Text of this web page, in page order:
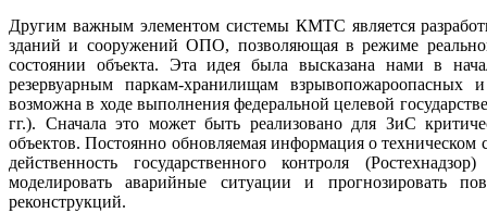
Другим важным элементом системы КМТС является
зданий и сооружений ОПО, позволяющая в режиме
состоянии объекта. Эта идея была высказана нами в
резервуарным паркам-хранилищам
возможна в ходе выполнения федеральной целевой
гг.). Сначала это может быть реализовано для ЗиС
объектов. Постоянно обновляемая информация о
действенность государственного контроля
моделировать аварийные ситуации и прогнозировать
реконструкций.